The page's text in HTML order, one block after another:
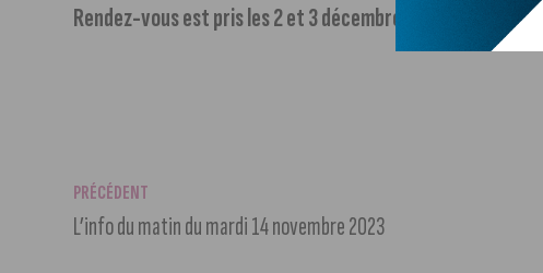
Rendez-vous est pris les 2 et 3 décembre à Montpellier,
PRÉCÉDENT
L’info du matin du mardi 14 novembre 2023